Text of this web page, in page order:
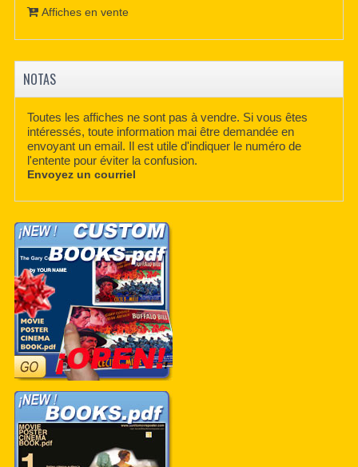
Affiches en vente
NOTAS
Toutes les affiches ne sont pas à vendre. Si vous êtes
intéressés, toute information mai être demandée en
envoyant un email. Il est utile d'indiquer le numéro de
l'entente pour éviter la confusion.
Envoyez un courriel